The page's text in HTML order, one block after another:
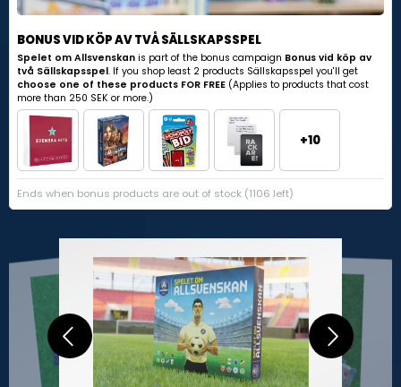
BONUS VID KÖP AV TVÅ SÄLLSKAPSSPEL
Spelet om Allsvenskan is part of the bonus campaign Bonus vid köp av
två Sällskapsspel. If you shop least 2 products Sällskapsspel you'll get
choose one of these products FOR FREE (Applies to products that cost
more than 250 SEK or more.)
+10
Ends when bonus products are out of stock (1106 left)